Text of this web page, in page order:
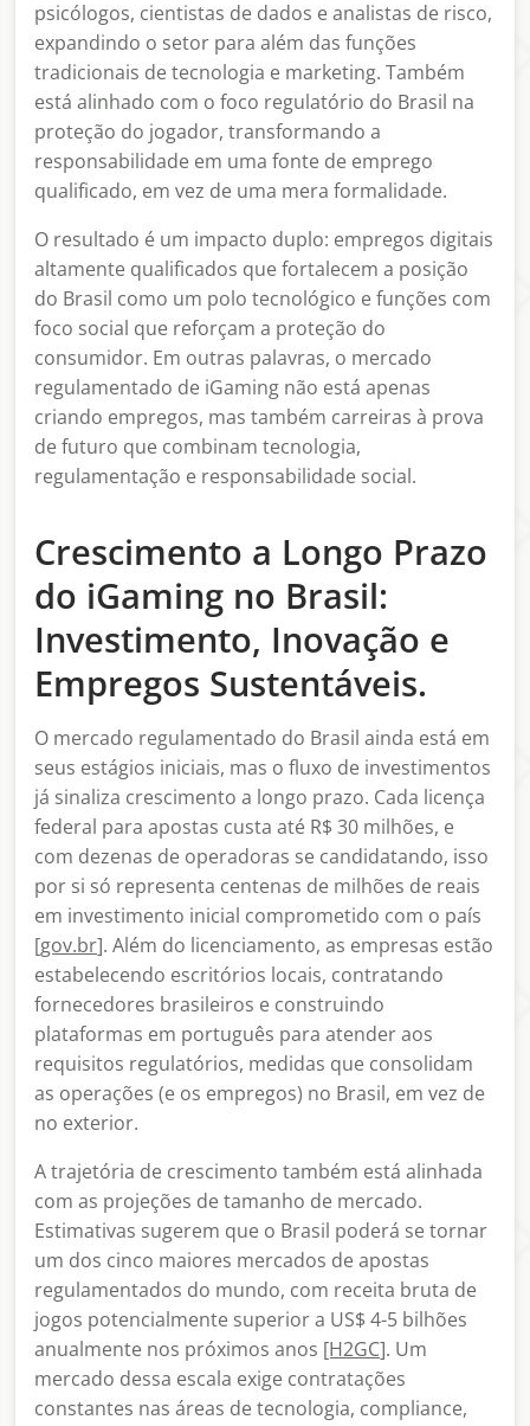
psicólogos, cientistas de dados e analistas de risco,
expandindo o setor para além das funções
tradicionais de tecnologia e marketing. Também
está alinhado com o foco regulatório do Brasil na
proteção do jogador, transformando a
responsabilidade em uma fonte de emprego
qualificado, em vez de uma mera formalidade.
O resultado é um impacto duplo: empregos digitais
altamente qualificados que fortalecem a posição
do Brasil como um polo tecnológico e funções com
foco social que reforçam a proteção do
consumidor. Em outras palavras, o mercado
regulamentado de iGaming não está apenas
criando empregos, mas também carreiras à prova
de futuro que combinam tecnologia,
regulamentação e responsabilidade social.
Crescimento a Longo Prazo
do iGaming no Brasil:
Investimento, Inovação e
Empregos Sustentáveis.
O mercado regulamentado do Brasil ainda está em
seus estágios iniciais, mas o fluxo de investimentos
já sinaliza crescimento a longo prazo. Cada licença
federal para apostas custa até R$ 30 milhões, e
com dezenas de operadoras se candidatando, isso
por si só representa centenas de milhões de reais
em investimento inicial comprometido com o país
[gov.br]. Além do licenciamento, as empresas estão
estabelecendo escritórios locais, contratando
fornecedores brasileiros e construindo
plataformas em português para atender aos
requisitos regulatórios, medidas que consolidam
as operações (e os empregos) no Brasil, em vez de
no exterior.
A trajetória de crescimento também está alinhada
com as projeções de tamanho de mercado.
Estimativas sugerem que o Brasil poderá se tornar
um dos cinco maiores mercados de apostas
regulamentados do mundo, com receita bruta de
jogos potencialmente superior a US$ 4-5 bilhões
anualmente nos próximos anos [H2GC]. Um
mercado dessa escala exige contratações
constantes nas áreas de tecnologia, compliance,